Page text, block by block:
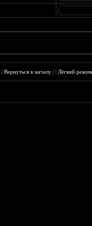
|Вернуться к началу ||Лёгкий